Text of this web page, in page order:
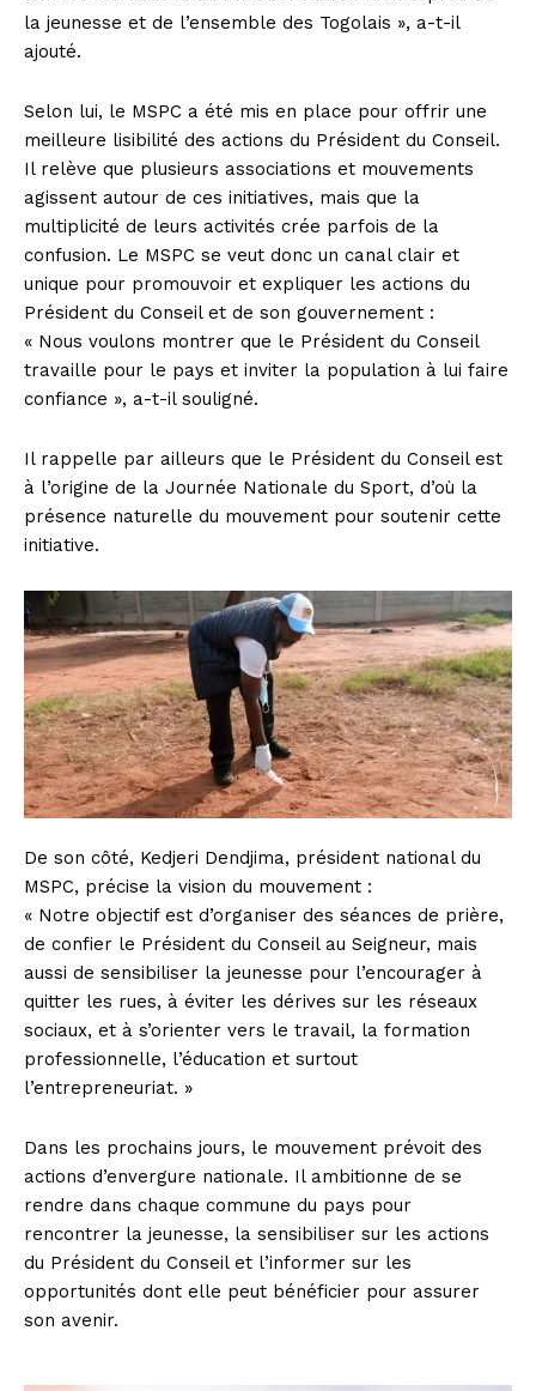
la jeunesse et de l’ensemble des Togolais », a-t-il
ajouté.
Selon lui, le MSPC a été mis en place pour offrir une
meilleure lisibilité des actions du Président du Conseil.
Il relève que plusieurs associations et mouvements
agissent autour de ces initiatives, mais que la
multiplicité de leurs activités crée parfois de la
confusion. Le MSPC se veut donc un canal clair et
unique pour promouvoir et expliquer les actions du
Président du Conseil et de son gouvernement :
« Nous voulons montrer que le Président du Conseil
travaille pour le pays et inviter la population à lui faire
confiance », a-t-il souligné.
Il rappelle par ailleurs que le Président du Conseil est
à l’origine de la Journée Nationale du Sport, d’où la
présence naturelle du mouvement pour soutenir cette
initiative.
De son côté, Kedjeri Dendjima, président national du
MSPC, précise la vision du mouvement :
« Notre objectif est d’organiser des séances de prière,
de confier le Président du Conseil au Seigneur, mais
aussi de sensibiliser la jeunesse pour l’encourager à
quitter les rues, à éviter les dérives sur les réseaux
sociaux, et à s’orienter vers le travail, la formation
professionnelle, l’éducation et surtout
l’entrepreneuriat. »
Dans les prochains jours, le mouvement prévoit des
actions d’envergure nationale. Il ambitionne de se
rendre dans chaque commune du pays pour
rencontrer la jeunesse, la sensibiliser sur les actions
du Président du Conseil et l’informer sur les
opportunités dont elle peut bénéficier pour assurer
son avenir.